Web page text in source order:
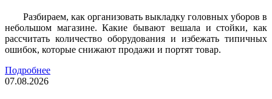
Разбираем, как организовать выкладку головных уборов в
небольшом магазине. Какие бывают вешала и стойки, как
рассчитать количество оборудования и избежать типичных
ошибок, которые снижают продажи и портят товар.
Подробнее
07.08.2026